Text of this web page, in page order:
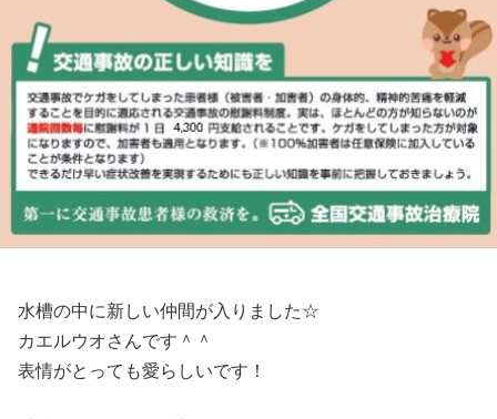
水槽の中に新しい仲間が入りました☆
カエルウオさんです＾＾
表情がとっても愛らしいです！